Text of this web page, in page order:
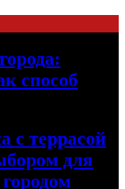
способ
с террасой
для